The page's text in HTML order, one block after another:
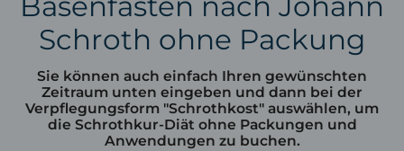
Schroth ohne Packung
Sie können auch einfach Ihren gewünschten
Zeitraum unten eingeben und dann bei der
Verpflegungsform "Schrothkost" auswählen, um
die Schrothkur-Diät ohne Packungen und
Anwendungen zu buchen.